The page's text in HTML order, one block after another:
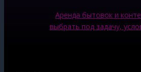
Аренда бытовок и
выбрать под задачу,